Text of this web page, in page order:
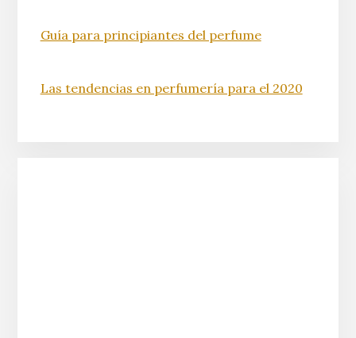
Guía para principiantes del perfume
Las tendencias en perfumería para el 2020